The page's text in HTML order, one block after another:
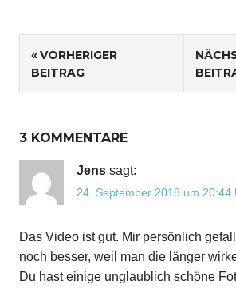
Beitragsnavigation
VORHERIGER
BEITRAG
3 KOMMENTARE
Jens sagt:
24. September 2018 um 20:44
Das Video ist gut. Mir persönlich
noch besser, weil man die länger
Du hast einige unglaublich schöne